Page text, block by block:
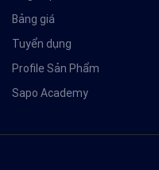
Bảng giá
Tuyển dụng
Profile Sản Phẩm
Sapo Academy